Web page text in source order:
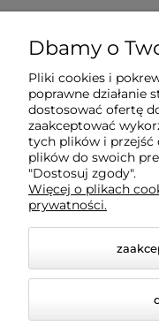
Dla klientów
Informacje
O firmie
© 2026
Dbamy o
Pliki cookies i
poprawne działanie
dostosować ofertę
zaakceptować
tych plików i przejść
plików do swoich
"Dostosuj zgody".
Więcej o plikach
prywatności.